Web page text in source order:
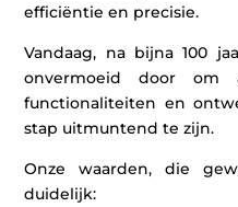
efficiëntie en precisie.
Vandaag, na bijna 100
onvermoeid door om
functionaliteiten en
stap uitmuntend te zijn.
Onze waarden, die
duidelijk: